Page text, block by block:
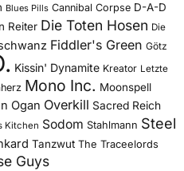
Blues Pills Cannibal Corpse D-A-D
Reiter Die Toten Hosen Die
Fiddler's Green Götz
Kissin' Dynamite Kreator Letzte
Mono Inc. Moonspell
Ogan Overkill Sacred Reich
Kitchen Sodom Stahlmann Steel
Tanzwut The Traceelords
Guys